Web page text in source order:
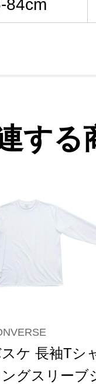
84cm
する
ケ 長袖Tシ
ングスリーブ